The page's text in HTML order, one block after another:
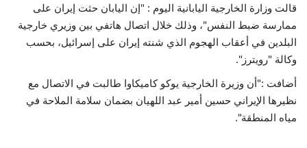
رياضة
فيديو
حياة
قالت وزارة الخارجية اليابانية اليوم : "إن اليابان حثت إيران على
ممارسة ضبط النفس"، وذلك خلال اتصال هاتفي بين وزيري خارجية
البلدين في أعقاب الهجوم الذي شنته إيران على إسرائيل، بحسب
وكالة "رويترز".
أضافت :"أن وزيرة الخارجية يوكو كاميكاوا طالبت في الاتصال مع
نظيرها الإيراني حسين أمير عبد اللهيان بضمان سلامة الملاحة في
مياه المنطقة".